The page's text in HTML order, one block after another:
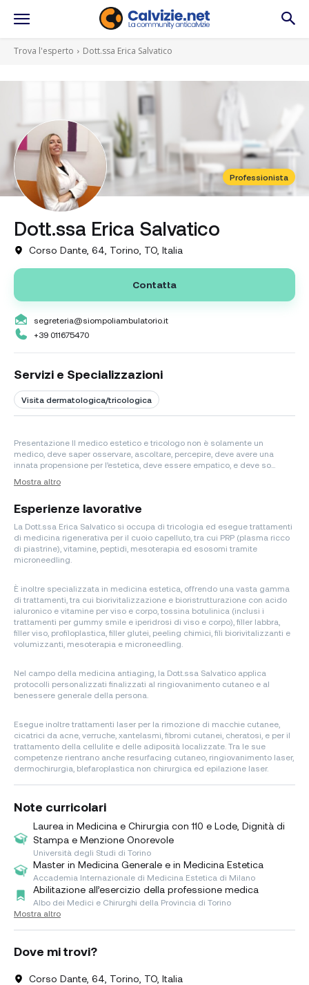
Trova l'esperto Dott.ssa Erica Salvatico
Professionista
Dott.ssa Erica Salvatico
Corso Dante, 64, Torino, TO, Italia
Contatta
segreteria@siompoliambulatorio.it
+39 011675470
Servizi e Specializzazioni
Visita dermatologica/tricologica
Presentazione Il medico estetico e tricologo non è solamente un
medico, deve saper osservare, ascoltare, percepire, deve avere una
innata propensione per l’estetica, deve essere empatico, e deve so...
Mostra altro
Esperienze lavorative
La Dott.ssa Erica Salvatico si occupa di tricologia ed esegue trattamenti
di medicina rigenerativa per il cuoio capelluto, tra cui PRP (plasma ricco
di piastrine), vitamine, peptidi, mesoterapia ed esosomi tramite
microneedling.
È inoltre specializzata in medicina estetica, offrendo una vasta gamma
di trattamenti, tra cui biorivitalizzazione e bioristrutturazione con acido
ialuronico e vitamine per viso e corpo, tossina botulinica (inclusi i
trattamenti per gummy smile e iperidrosi di viso e corpo), filler labbra,
filler viso, profiloplastica, filler glutei, peeling chimici, fili biorivitalizzanti e
volumizzanti, mesoterapia e microneedling.
Nel campo della medicina antiaging, la Dott.ssa Salvatico applica
protocolli personalizzati finalizzati al ringiovanimento cutaneo e al
benessere generale della persona.
Esegue inoltre trattamenti laser per la rimozione di macchie cutanee,
cicatrici da acne, verruche, xantelasmi, fibromi cutanei, cheratosi, e per il
trattamento della cellulite e delle adiposità localizzate. Tra le sue
competenze rientrano anche resurfacing cutaneo, ringiovanimento laser,
dermochirurgia, blefaroplastica non chirurgica ed epilazione laser.
Note curricolari
Laurea in Medicina e Chirurgia con 110 e Lode, Dignità di
Stampa e Menzione Onorevole
Università degli Studi di Torino
Master in Medicina Generale e in Medicina Estetica
Accademia Internazionale di Medicina Estetica di Milano
Abilitazione all’esercizio della professione medica
Albo dei Medici e Chirurghi della Provincia di Torino
Mostra altro
Dove mi trovi?
Corso Dante, 64, Torino, TO, Italia